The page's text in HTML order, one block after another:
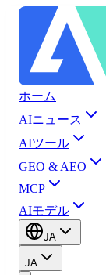
ホーム
AIニュース
AIツール
GEO & AEO
MCP
AIモデル
JA
JA